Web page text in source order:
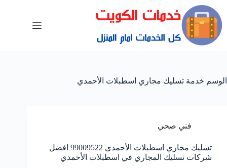
الوسم خدمة تسليك مجاري اسطبلات الأحمدي
فني صحي
تسليك مجاري اسطبلات الأحمدي 99009522 افضل
شركات تسليك المجاري في اسطبلات الأحمدي